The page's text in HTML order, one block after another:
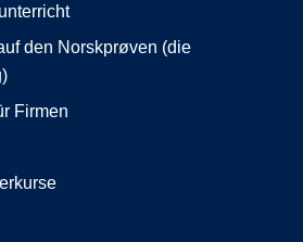
den Norskprøven (die
Firmen